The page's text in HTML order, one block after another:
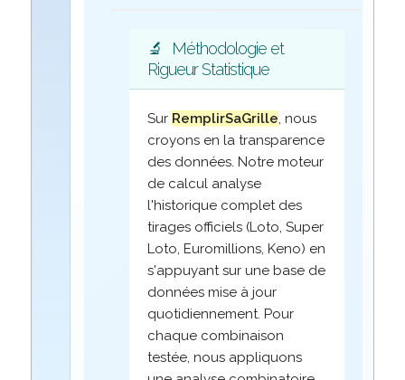
🔬
Méthodologie et
Rigueur Statistique
Sur RemplirSaGrille, nous
croyons en la transparence
des données. Notre moteur
de calcul analyse
l'historique complet des
tirages officiels (Loto, Super
Loto, Euromillions, Keno) en
s'appuyant sur une base de
données mise à jour
quotidiennement. Pour
chaque combinaison
testée, nous appliquons